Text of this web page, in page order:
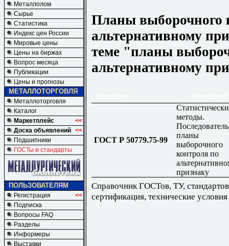
Металлолом
Сырье
Статистика
Индекс цен России
Мировые цены
Цены на биржах
Вопрос месяца
Публикации
Цены и прогнозы
МЕТАЛЛОТОРГОВЛЯ
Металлоторговля
Каталог
Маркетплейс
<<
Доска объявлений <<
Подшипники
ГОСТы и стандарты
ПОЛЬЗОВАТЕЛЯМ
Регистрация
<<
Подписка
Вопросы FAQ
Разделы
Информеры
Выставки
Планы выборочного
альтернативному
теме "планы
альтернативному
ГОСТ Р 50779.75-99
методы.
планы
выборочного
контроля по
признаку
Справочник ГОСТов, ТУ,
сертификация, технические условия